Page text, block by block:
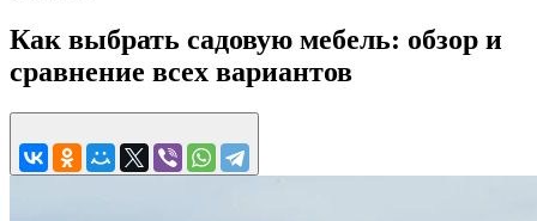
Как выбрать садовую мебель: обзор и
сравнение всех вариантов